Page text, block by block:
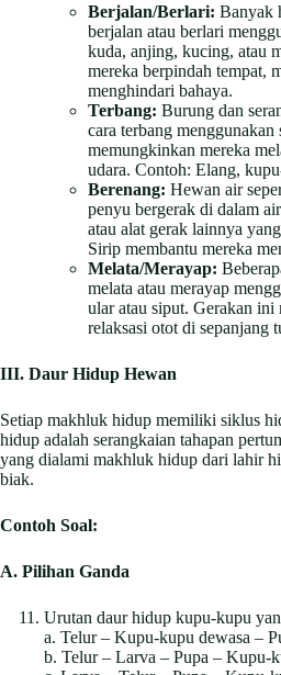
Berjalan/Berlari: Banyak
berjalan atau berlari
kuda, anjing, kucing, atau
mereka berpindah tempat,
menghindari bahaya.
Terbang: Burung dan
cara terbang menggunakan
memungkinkan mereka
udara. Contoh: Elang,
Berenang: Hewan air
penyu bergerak di dalam
atau alat gerak lainnya
Sirip membantu mereka
Melata/Merayap:
melata atau merayap
ular atau siput. Gerakan
relaksasi otot di sepanjang
III. Daur Hidup Hewan
Setiap makhluk hidup memiliki siklus
hidup adalah serangkaian tahapan
yang dialami makhluk hidup dari lahir
biak.
Contoh Soal:
A. Pilihan Ganda
Urutan daur hidup kupu-kupu
a. Telur – Kupu-kupu dewasa –
b. Telur – Larva – Pupa – Kupu-